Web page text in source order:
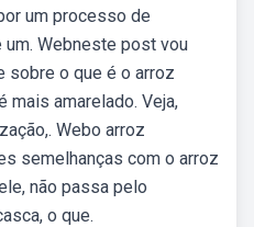
um processo de
Webneste post vou
sobre o que é o arroz
mais amarelado. Veja,
Webo arroz
semelhanças com o arroz
não passa pelo
o que.